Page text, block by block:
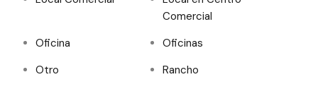
Comercial
Oficina
Oficinas
Otro
Rancho